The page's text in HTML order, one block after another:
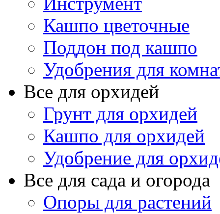
Кашпо цветочные
Поддон под кашпо
Удобрения для
Все для орхидей
Грунт для орхидей
Кашпо для орхидей
Удобрение для
Все для сада и огорода
Опоры для растений